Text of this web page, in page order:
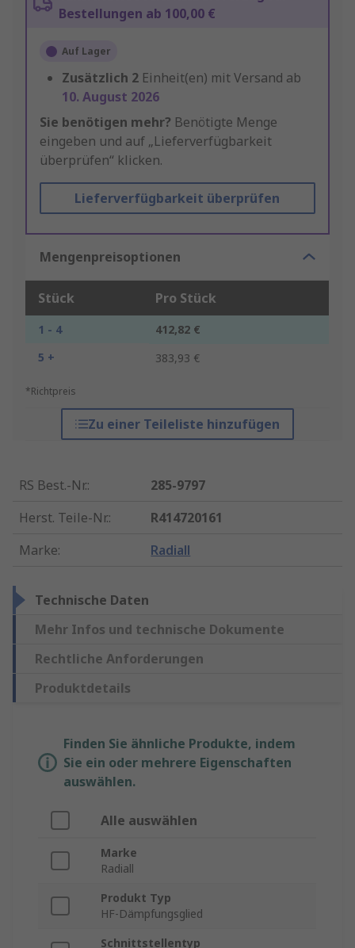
Bestellungen ab 100,00 €
Auf Lager
Zusätzlich 2 Einheit(en) mit Versand ab
10. August 2026
Sie benötigen mehr? Benötigte Menge
eingeben und auf „Lieferverfügbarkeit
überprüfen“ klicken.
Lieferverfügbarkeit überprüfen
Mengenpreisoptionen
Stück Pro Stück
1 - 4
412,82 €
5 +
383,93 €
*Richtpreis
Zu einer Teileliste hinzufügen
RS Best.-Nr.:
285-9797
Herst. Teile-Nr.:
R414720161
Marke: Radiall
Technische Daten
Mehr Infos und technische Dokumente
Rechtliche Anforderungen
Produktdetails
Finden Sie ähnliche Produkte, indem
Sie ein oder mehrere Eigenschaften
auswählen.
Alle auswählen
Marke
Radiall
Produkt Typ
HF-Dämpfungsglied
Schnittstellentyp